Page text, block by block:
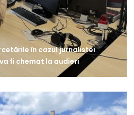
în cazul jurnalistei
fi chemat la audieri